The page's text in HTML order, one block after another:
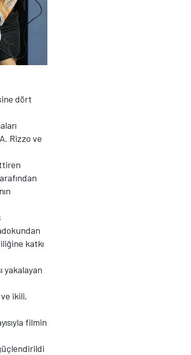
dört
Rizzo ve
katkı
yakalayan
ve ikili,
filmin